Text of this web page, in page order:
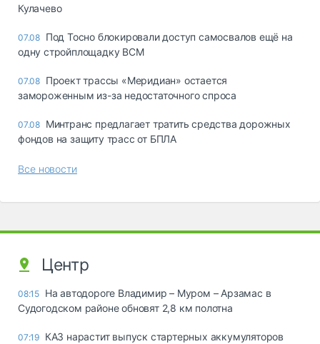
Кулачево
07.08 Под Тосно блокировали доступ самосвалов ещё на
одну стройплощадку ВСМ
07.08 Проект трассы «Меридиан» остается
замороженным из-за недостаточного спроса
07.08 Минтранс предлагает тратить средства дорожных
фондов на защиту трасс от БПЛА
Все новости
Центр
08:15 На автодороге Владимир – Муром – Арзамас в
Судогодском районе обновят 2,8 км полотна
07:19 КАЗ нарастит выпуск стартерных аккумуляторов